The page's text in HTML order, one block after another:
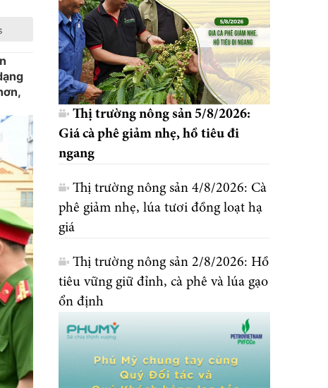
Thị trường nông sản 5/8/2026:
Giá cà phê giảm nhẹ, hồ tiêu đi
ngang
Thị trường nông sản 4/8/2026: Cà
phê giảm nhẹ, lúa tươi đồng loạt hạ
giá
Thị trường nông sản 2/8/2026: Hồ
tiêu vững giữ đỉnh, cà phê và lúa gạo
ổn định